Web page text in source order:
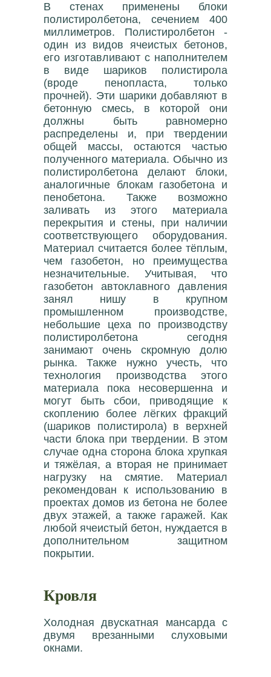
В стенах применены блоки
полистиролбетона, сечением 400
миллиметров. Полистиролбетон -
один из видов ячеистых бетонов,
его изготавливают с наполнителем
в виде шариков полистирола
(вроде пенопласта, только
прочней). Эти шарики добавляют в
бетонную смесь, в которой они
должны быть равномерно
распределены и, при твердении
общей массы, остаются частью
полученного материала. Обычно из
полистиролбетона делают блоки,
аналогичные блокам газобетона и
пенобетона. Также возможно
заливать из этого материала
перекрытия и стены, при наличии
соответствующего оборудования.
Материал считается более тёплым,
чем газобетон, но преимущества
незначительные. Учитывая, что
газобетон автоклавного давления
занял нишу в крупном
промышленном производстве,
небольшие цеха по производству
полистиролбетона сегодня
занимают очень скромную долю
рынка. Также нужно учесть, что
технология производства этого
материала пока несовершенна и
могут быть сбои, приводящие к
скоплению более лёгких фракций
(шариков полистирола) в верхней
части блока при твердении. В этом
случае одна сторона блока хрупкая
и тяжёлая, а вторая не принимает
нагрузку на смятие. Материал
рекомендован к использованию в
проектах домов из бетона не более
двух этажей, а также гаражей. Как
любой ячеистый бетон, нуждается в
дополнительном защитном
покрытии.
Кровля
Холодная двускатная мансарда с
двумя врезанными слуховыми
окнами.